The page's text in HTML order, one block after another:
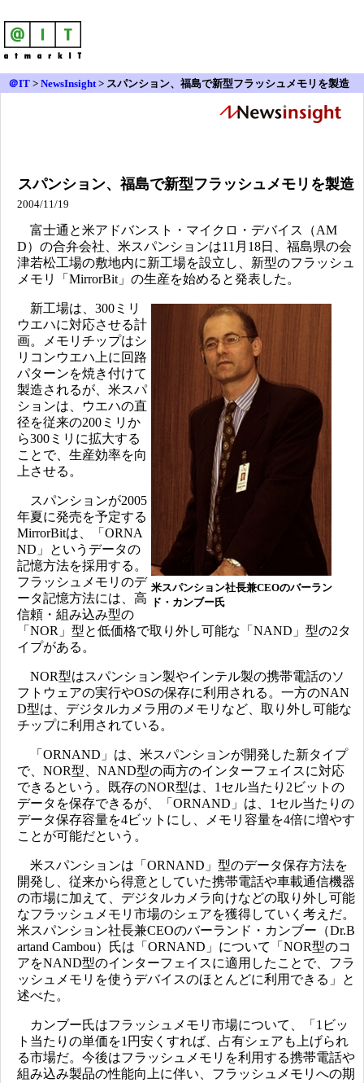
＠IT > NewsInsight> スパンション、福島で新型フラッシュメモリを製造
スパンション、福島で新型フラッシュメモリを製造
2004/11/19
富士通と米アドバンスト・マイクロ・デバイス（AM
D）の合弁会社、米スパンションは11月18日、福島県の会
津若松工場の敷地内に新工場を設立し、新型のフラッシュ
メモリ「MirrorBit」の生産を始めると発表した。
米スパンション社長兼CEOのバーラン
ド・カンブー氏
新工場は、300ミリ
ウエハに対応させる計
画。メモリチップはシ
リコンウエハ上に回路
パターンを焼き付けて
製造されるが、米スパ
ションは、ウエハの直
径を従来の200ミリか
ら300ミリに拡大する
ことで、生産効率を向
上させる。
スパンションが2005
年夏に発売を予定する
MirrorBitは、「ORNA
ND」というデータの
記憶方法を採用する。
フラッシュメモリのデ
ータ記憶方法には、高
信頼・組み込み型の
「NOR」型と低価格で取り外し可能な「NAND」型の2タ
イプがある。
NOR型はスパンション製やインテル製の携帯電話のソ
フトウェアの実行やOSの保存に利用される。一方のNAN
D型は、デジタルカメラ用のメモリなど、取り外し可能な
チップに利用されている。
「ORNAND」は、米スパンションが開発した新タイプ
で、NOR型、NAND型の両方のインターフェイスに対応
できるという。既存のNOR型は、1セル当たり2ビットの
データを保存できるが、「ORNAND」は、1セル当たりの
データ保存容量を4ビットにし、メモリ容量を4倍に増やす
ことが可能だという。
米スパンションは「ORNAND」型のデータ保存方法を
開発し、従来から得意としていた携帯電話や車載通信機器
の市場に加えて、デジタルカメラ向けなどの取り外し可能
なフラッシュメモリ市場のシェアを獲得していく考えだ。
米スパンション社長兼CEOのバーランド・カンブー（Dr.B
artand Cambou）氏は「ORNAND」について「NOR型のコ
アをNAND型のインターフェイスに適用したことで、フラ
ッシュメモリを使うデバイスのほとんどに利用できる」と
述べた。
カンブー氏はフラッシュメモリ市場について、「1ビッ
ト当たりの単価を1円安くすれば、占有シェアも上げられ
る市場だ。今後はフラッシュメモリを利用する携帯電話や
組み込み製品の性能向上に伴い、フラッシュメモリへの期